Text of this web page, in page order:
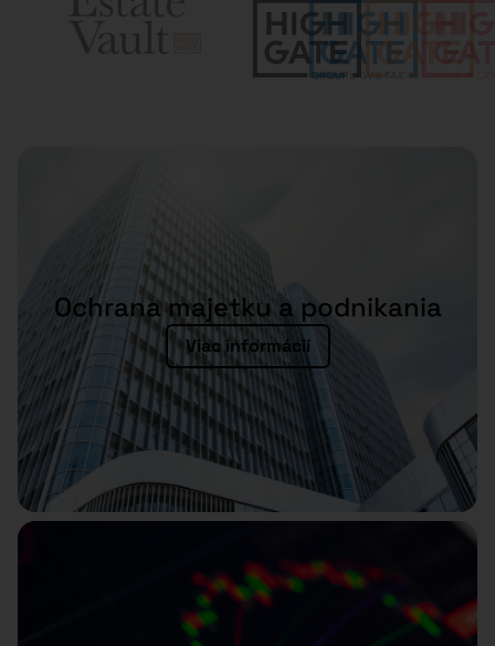
Ochrana majetku a podnikania
Viac informácií